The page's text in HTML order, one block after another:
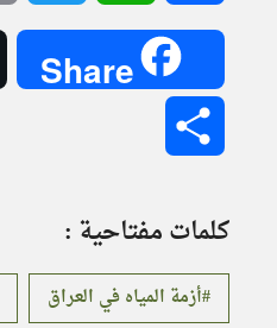
Share
كلمات مفتاحية :
أزمة المياه في العراق